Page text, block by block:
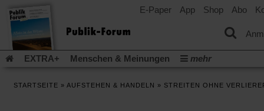
E-Paper App Shop Abo
EXTRA+ Menschen & Meinungen
mehr
STARTSEITE » AUFSTEHEN & HANDELN » STREITEN OHNE